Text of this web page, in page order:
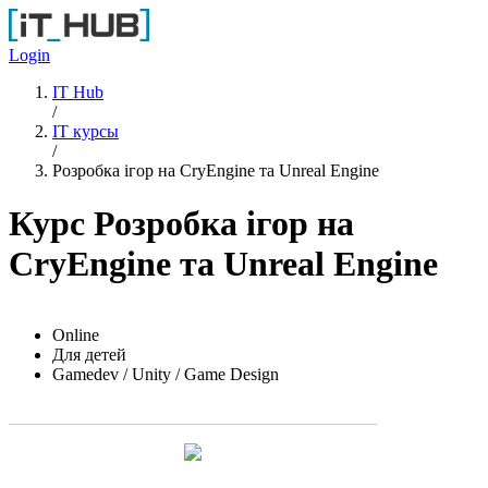
Перейти к основному содержанию
Login
IT Hub
/
IT курсы
/
Розробка ігор на CryEngine та Unreal Engine
Курс Розробка ігор на
CryEngine та Unreal Engine
Online
Для детей
Gamedev / Unity / Game Design